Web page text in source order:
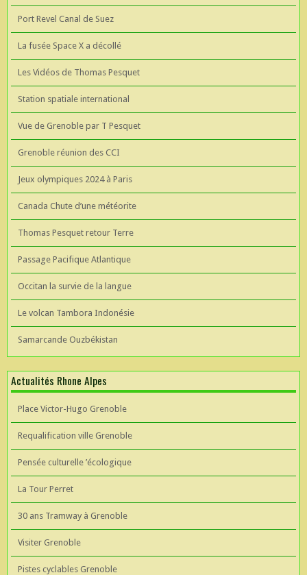
Port Revel Canal de Suez
La fusée Space X a décollé
Les Vidéos de Thomas Pesquet
Station spatiale international
Vue de Grenoble par T Pesquet
Grenoble réunion des CCI
Jeux olympiques 2024 à Paris
Canada Chute d’une météorite
Thomas Pesquet retour Terre
Passage Pacifique Atlantique
Occitan la survie de la langue
Le volcan Tambora Indonésie
Samarcande Ouzbékistan
Actualités Rhone Alpes
Place Victor-Hugo Grenoble
Requalification ville Grenoble
Pensée culturelle ’écologique
La Tour Perret
30 ans Tramway à Grenoble
Visiter Grenoble
Pistes cyclables Grenoble